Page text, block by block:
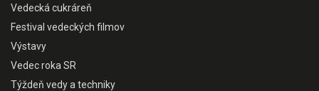
Vedecká cukráreň
Festival vedeckých filmov
Výstavy
Vedec roka SR
Týždeň vedy a techniky